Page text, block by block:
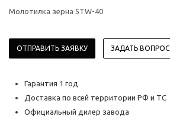
Молотилка зерна 5TW-40
ОТПРАВИТЬ ЗАЯВКУ ЗАДАТЬ ВОПРОС
Гарантия 1 год
Доставка по всей территории РФ и ТС
Официальный дилер завода